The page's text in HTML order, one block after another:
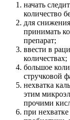
начать
количество
для
принимать
препарат;
ввести в
количествах;
большое
стручковой
нехватка
этим
прочими
при